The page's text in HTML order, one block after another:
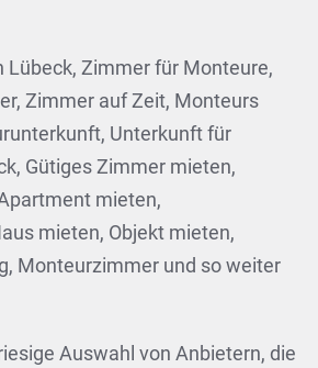
Lübeck, Zimmer für Monteure,
Zimmer auf Zeit, Monteurs
Unterkunft für
Gütiges Zimmer mieten,
mieten,
mieten, Objekt mieten,
Monteurzimmer und so weiter
Auswahl von Anbietern, die